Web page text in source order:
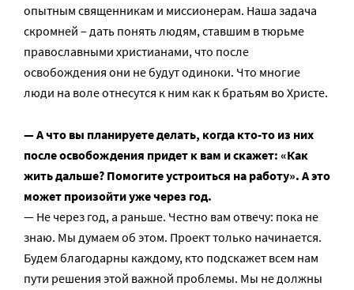
опытным священникам и миссионерам. Наша задача
скромней – дать понять людям, ставшим в тюрьме
православными христианами, что после
освобождения они не будут одиноки. Что многие
люди на воле отнесутся к ним как к братьям во Христе.
— А что вы планируете делать, когда кто-то из них
после освобождения придет к вам и скажет: «Как
жить дальше? Помогите устроиться на работу». А это
может произойти уже через год.
— Не через год, а раньше. Честно вам отвечу: пока не
знаю. Мы думаем об этом. Проект только начинается.
Будем благодарны каждому, кто подскажет всем нам
пути решения этой важной проблемы. Мы не должны